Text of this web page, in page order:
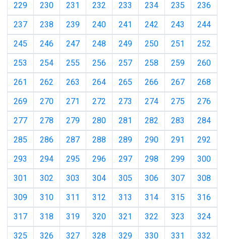
229
230 231 232 233 234 235
236
237
238 239 240 241 242 243
244
245
246 247 248 249 250 251
252
253
254 255 256 257 258 259
260
261
262 263 264 265 266 267
268
269
270 271 272 273 274 275
276
277
278 279 280 281 282 283
284
285
286 287 288 289 290 291
292
293
294 295 296 297 298 299
300
301
302 303 304 305 306 307
308
309
310 311 312 313 314 315
316
317
318 319 320 321 322 323
324
325
326 327 328 329 330 331
332